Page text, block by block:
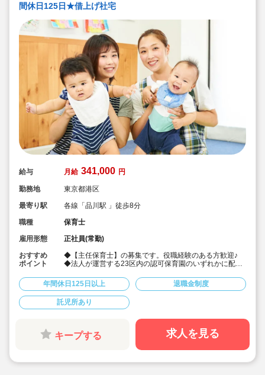
間休日125日★借上げ社宅
給与 月給 341,000 円
勤務地
東京都港区
最寄り駅
各線「品川駅 」徒歩8分
職種
保育士
雇用形態
正社員(常勤)
おすすめ
ポイント
◆【主任保育士】の募集です。役職経験のある方歓迎♪
◆法人が運営する23区内の認可保育園のいずれかに配属
◆月給341,000円～+賞与2ヶ月と好待遇☆
◆借上社宅制度・住宅手当あり
◆年間休日125日以上/キャリアを積みながらしっかりお
休みも取れて、プライベートと両立しやすい環境です♪
◆「チーム保育」を掲げ人間関係を大切にしています。
中途で馴染めるか不安な方やブランクのある方もご安心
方針の一環としており、職員たちの労働環境やライフワ
年間休日125日以上 退職金制度
託児所あり
キープする 求人を見る